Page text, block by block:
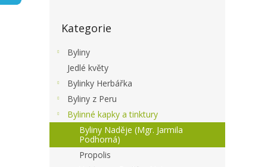
a
e
kategorie
Kategorie
Byliny
Jedlé květy
Bylinky Herbářka
Byliny z Peru
Bylinné kapky a tinktury
Byliny Naděje (Mgr. Jarmila
Podhorná)
Propolis